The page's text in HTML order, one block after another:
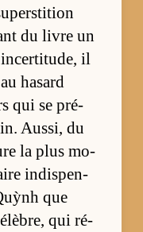
du livre un
il
ha­sard
qui se pré­
Aus­si, du
la plus mo­
in­dis­pen­
que
qui ré­